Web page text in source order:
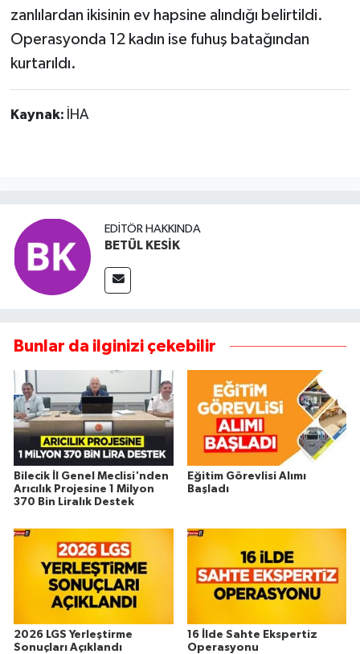
zanlılardan ikisinin ev hapsine alındığı belirtildi.
Operasyonda 12 kadın ise fuhuş batağından
kurtarıldı.
Kaynak: İHA
EDITÖR HAKKINDA
BETÜL KESİK
Bunlar da ilginizi çekebilir
Bilecik İl Genel Meclisi'nden
Arıcılık Projesine 1 Milyon
370 Bin Liralık Destek
Eğitim Görevlisi Alımı
Başladı
2026 LGS Yerleştirme
Sonuçları Açıklandı
16 İlde Sahte Ekspertiz
Operasyonu